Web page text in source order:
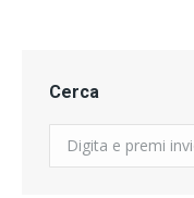
Cerca
Search: